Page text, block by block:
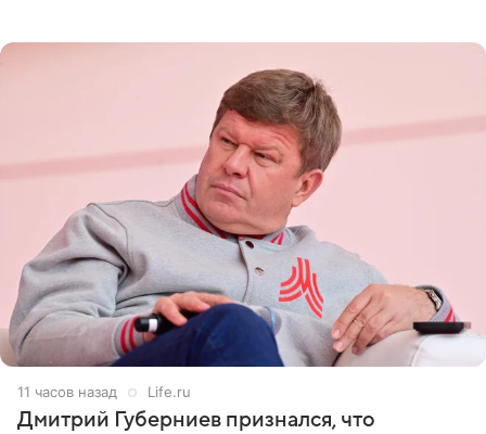
11 часов назад Life.ru
Дмитрий Губерниев признался, что